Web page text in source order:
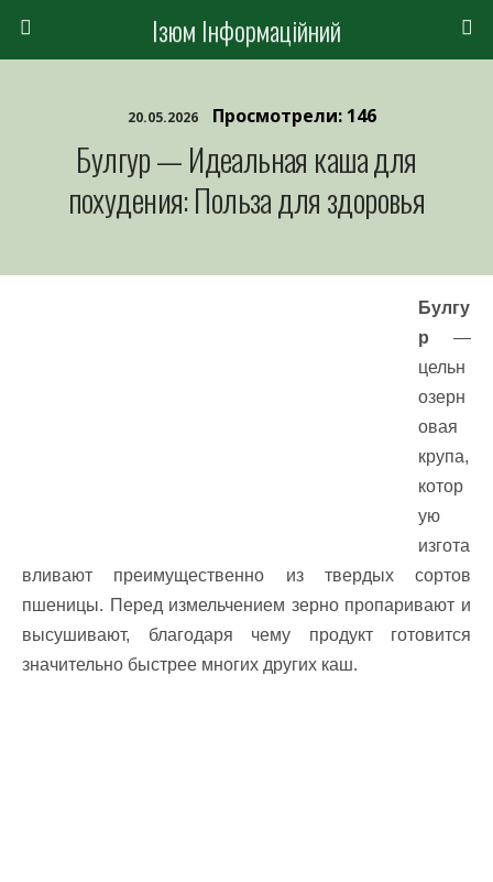
Ізюм Інформаційний
20.05.2026 Просмотрели: 146
Булгур — Идеальная каша для
похудения: Польза для здоровья
Булгу
р —
цельн
озерн
овая
крупа,
котор
ую
изгота
вливают преимущественно из твердых сортов
пшеницы. Перед измельчением зерно пропаривают и
высушивают, благодаря чему продукт готовится
значительно быстрее многих других каш.